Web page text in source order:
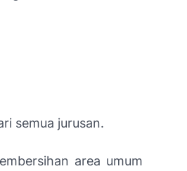
semua jurusan.
area umum